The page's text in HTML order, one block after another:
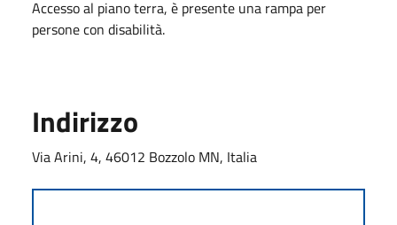
Accesso al piano terra, è presente una rampa per
persone con disabilità.
Indirizzo
Via Arini, 4, 46012 Bozzolo MN, Italia